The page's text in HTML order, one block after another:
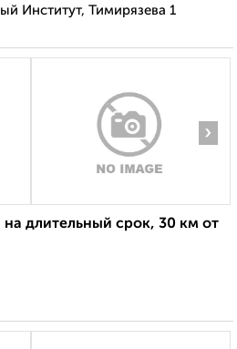
Институт, Тимирязева 1
›
длительный срок, 30 км от